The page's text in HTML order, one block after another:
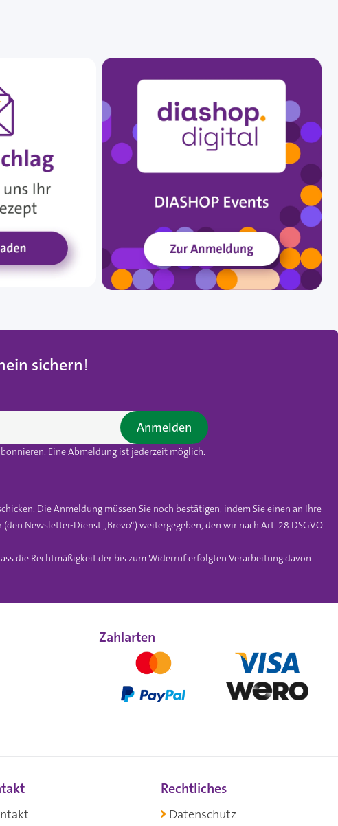
sichern!
Eine Abmeldung ist jederzeit möglich.
Anmelden
Die Anmeldung müssen Sie noch bestätigen, indem Sie einen an Ihre
Newsletter-Dienst „Brevo“) weitergegeben, den wir nach Art. 28 DSGVO
die Rechtmäßigkeit der bis zum Widerruf erfolgten Verarbeitung davon
Zahlarten
Rechtliches
Datenschutz